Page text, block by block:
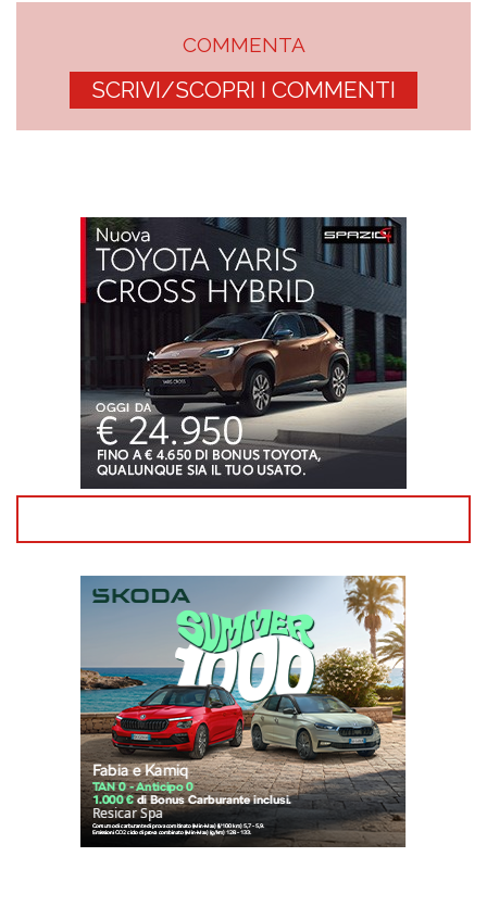
COMMENTA
SCRIVI/SCOPRI I COMMENTI